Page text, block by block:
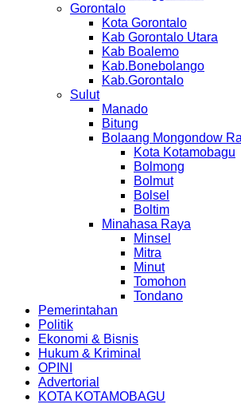
Gorontalo
Kota Gorontalo
Kab Gorontalo Utara
Kab Boalemo
Kab.Bonebolango
Kab.Gorontalo
Sulut
Manado
Bitung
Bolaang Mongondow
Kota Kotamobagu
Bolmong
Bolmut
Bolsel
Boltim
Minahasa Raya
Minsel
Mitra
Minut
Tomohon
Tondano
Pemerintahan
Politik
Ekonomi & Bisnis
Hukum & Kriminal
OPINI
Advertorial
KOTA KOTAMOBAGU